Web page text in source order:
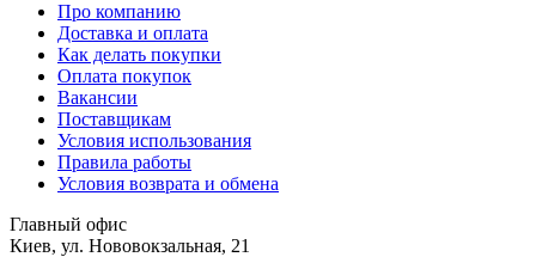
Про компанию
Доставка и оплата
Как делать покупки
Оплата покупок
Вакансии
Поставщикам
Условия использования
Правила работы
Условия возврата и обмена
Главный офис
Киев, ул. Нововокзальная, 21